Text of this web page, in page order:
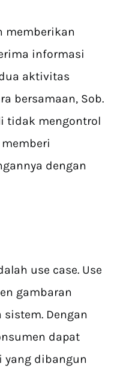
memberikan
informasi
aktivitas
bersamaan, Sob.
tidak mengontrol
dengan
use case. Use
gambaran
Dengan
dapat
yang dibangun